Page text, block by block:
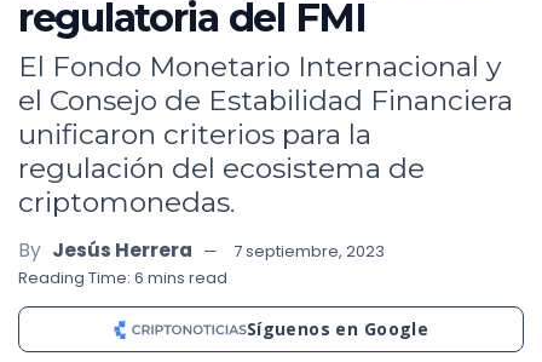
regulatoria del FMI
El Fondo Monetario Internacional y
el Consejo de Estabilidad Financiera
unificaron criterios para la
regulación del ecosistema de
criptomonedas.
By Jesús Herrera
7 septiembre, 2023
Reading Time: 6 mins read
Síguenos en Google